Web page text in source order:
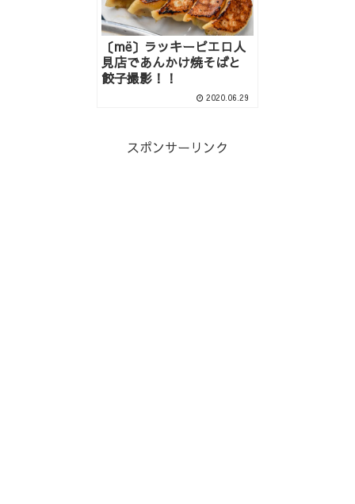
〔më〕ラッキーピエロ人
見店であんかけ焼そばと
餃子撮影！！
2020.06.29
スポンサーリンク